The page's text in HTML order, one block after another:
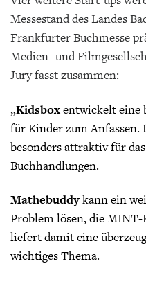
Messestand des Landes
Frankfurter Buchmesse
Medien- und
Jury fasst zusammen:
„Kidsboxentwickelt eine
für Kinder zum
besonders attraktiv für
Buchhandlungen.
Mathebuddykann ein
Problem lösen, die MINT-
liefert damit eine
wichtiges Thema.